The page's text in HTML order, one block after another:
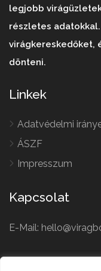
legjobb
részletes
virágkereskedőket,
dönteni.
Linkek
Adatvédelmi
ÁSZF
Impresszum
Kapcsolat
E-Mail: